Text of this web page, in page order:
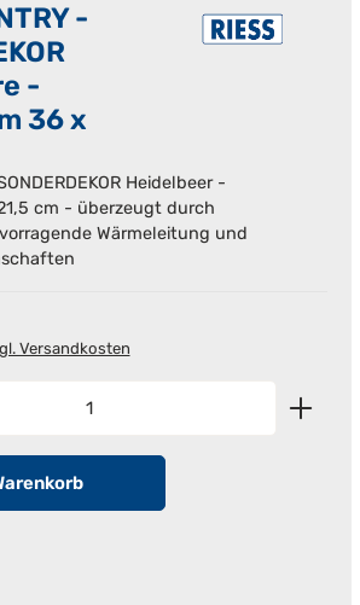
-
-
36 x
Heidelbeer -
cm - überzeugt durch
Wärmeleitung und
Versandkosten
Gib den gewünschten Wert ein